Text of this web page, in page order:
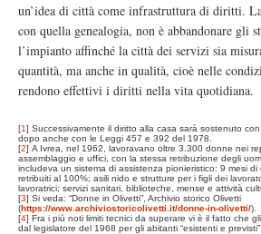
un’idea di città come infrastruttura di diritti.
con quella genealogia, non è abbandonare gli
l’impianto affinché la città dei servizi sia
quantità, ma anche in qualità, cioè nelle
rendono effettivi i diritti nella vita quotidiana.
[1] Successivamente il diritto alla casa sarà sostenuto
dopo anche con le Leggi 457 e 392 del 1978.
[2] A Ivrea, nel 1962, lavoravano oltre 3.300 donne nei
assemblaggio e uffici, con la stessa retribuzione degli
includeva un sistema di assistenza pionieristico: 9 mesi
retribuiti al 100%; asili nido e strutture per i figli dei
lavoratrici; servizi sanitari, biblioteche, mense e attività
[3] Si veda: “Donne in Olivetti”, Archivio storico Olivetti
(https://www.archiviostoricolivetti.it/donne-in-olivetti/).
[4] Fra i più noti limiti tecnici da superare vi è il fatto che
dal legislatore del 1968 per gli abitanti “esistenti e